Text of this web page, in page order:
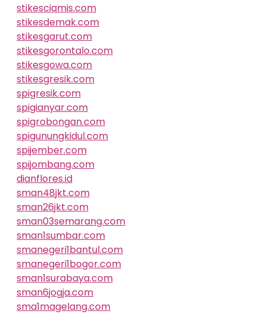
stikesciamis.com
stikesdemak.com
stikesgarut.com
stikesgorontalo.com
stikesgowa.com
stikesgresik.com
spigresik.com
spigianyar.com
spigrobongan.com
spigunungkidul.com
spijember.com
spijombang.com
dianflores.id
sman48jkt.com
sman26jkt.com
sman03semarang.com
sman1sumbar.com
smanegeri1bantul.com
smanegeri1bogor.com
sman1surabaya.com
sman6jogja.com
sma1magelang.com